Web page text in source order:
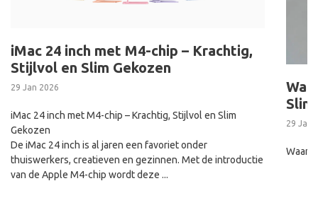
iMac 24 inch met M4-chip – Krachtig,
Stijlvol en Slim Gekozen
29 Jan 2026
iMac 24 inch met M4-chip – Krachtig, Stijlvol en Slim
Gekozen
De iMac 24 inch is al jaren een favoriet onder
thuiswerkers, creatieven en gezinnen. Met de introductie
van de Apple M4-chip wordt deze ...
29 Jan